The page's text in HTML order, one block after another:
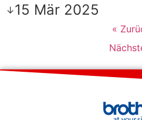
↓15 Mär 2025
«